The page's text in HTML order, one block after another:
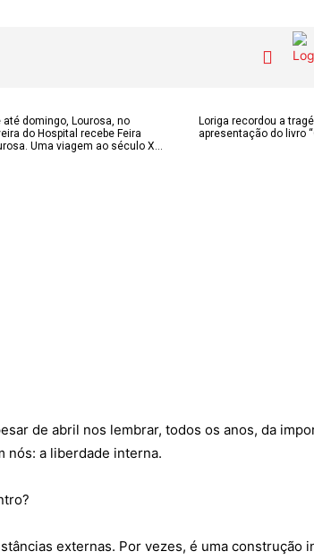
E LAZER
COLUNISTAS do
Seia em Números
AUTÁRQUICAS 2025
até domingo, Lourosa, no
do Hospital recebe Feira
Uma viagem ao século X...
Loriga recordou a
apresentação do livro
de abril nos lembrar, todos os anos, da
nós: a liberdade interna.
externas. Por vezes, é uma construção